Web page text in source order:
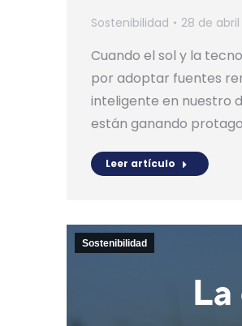
Sostenibilidad 28 de
Cuando el sol y la
por adoptar fuentes
inteligente en nuestro
están ganando
Leer artículo
Sostenibilidad